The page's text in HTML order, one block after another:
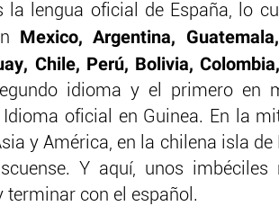
la lengua oficial de España, lo
Mexico, Argentina,
Chile, Perú, Bolivia,
idioma y el primero en
Idioma oficial en Guinea. En la
y América, en la chilena isla de
Y aquí, unos imbéciles
terminar con el español.